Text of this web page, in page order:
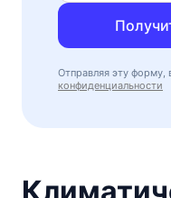
Отправляя эту форму,
конфиденциальности